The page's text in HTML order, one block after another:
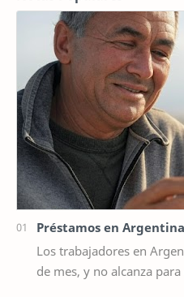
Préstamos en Argentina
Los trabajadores en
de mes, y no alcanza